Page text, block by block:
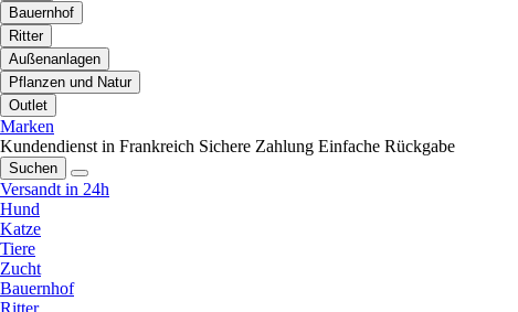
Bauernhof
Ritter
Außenanlagen
Pflanzen und Natur
Outlet
Marken
Kundendienst in Frankreich Sichere Zahlung Einfache Rückgabe
Suchen
Versandt in 24h
Hund
Katze
Tiere
Zucht
Bauernhof